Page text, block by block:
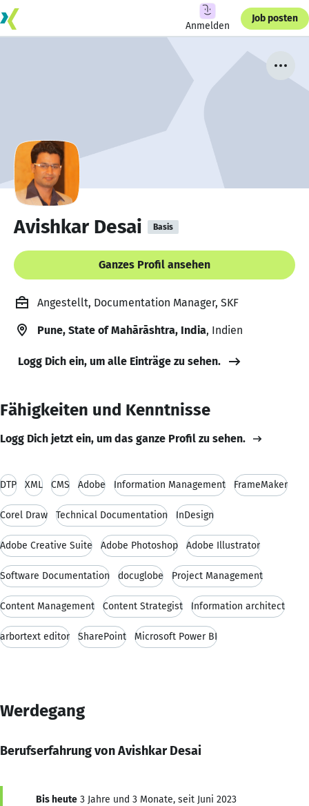
Anmelden
Job posten
Avishkar Desai Basis
Ganzes Profil ansehen
Angestellt, Documentation Manager, SKF
Pune, State of Mahārāshtra, India, Indien
Logg Dich ein, um alle Einträge zu sehen.
Fähigkeiten und Kenntnisse
Logg Dich jetzt ein, um das ganze Profil zu sehen.
DTP XML CMS Adobe Information Management FrameMaker
Corel Draw Technical Documentation InDesign
Adobe Creative Suite Adobe Photoshop Adobe Illustrator
Software Documentation docuglobe Project Management
Content Management Content Strategist Information architect
arbortext editor SharePoint Microsoft Power BI
Werdegang
Berufserfahrung von Avishkar Desai
Bis heute 3 Jahre und 3 Monate, seit Juni 2023